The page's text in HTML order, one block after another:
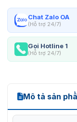
Chat Zalo OA
(Hỗ trợ 24/7)
Gọi Hotline 1
(Hỗ trợ 24/7)
Mô tả sản